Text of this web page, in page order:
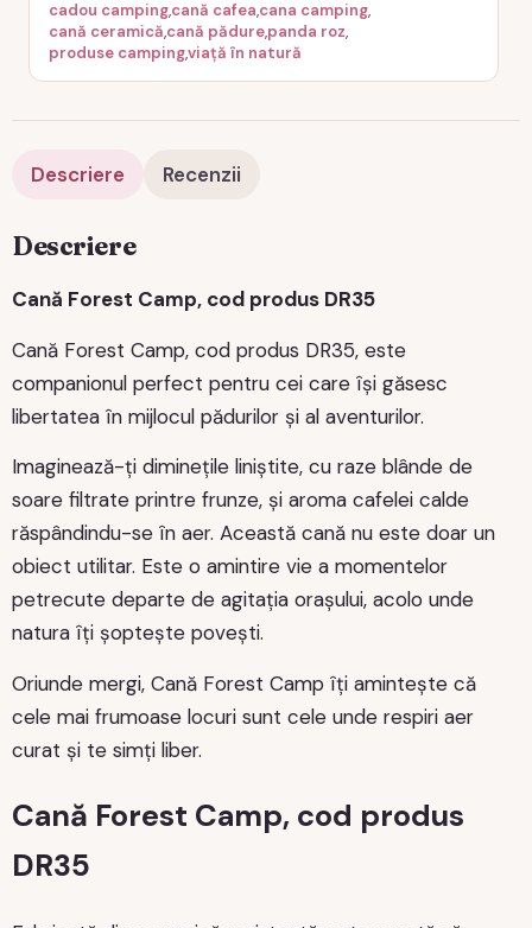
cadou camping,cană cafea,cana camping,
cană ceramică,cană pădure,panda roz,
produse camping,viață în natură
Descriere Recenzii
Descriere
Cană Forest Camp, cod produs DR35
Cană Forest Camp, cod produs DR35, este
companionul perfect pentru cei care își găsesc
libertatea în mijlocul pădurilor și al aventurilor.
Imaginează-ți diminețile liniștite, cu raze blânde de
soare filtrate printre frunze, și aroma cafelei calde
răspândindu-se în aer. Această cană nu este doar un
obiect utilitar. Este o amintire vie a momentelor
petrecute departe de agitația orașului, acolo unde
natura îți șoptește povești.
Oriunde mergi, Cană Forest Camp îți amintește că
cele mai frumoase locuri sunt cele unde respiri aer
curat și te simți liber.
Cană Forest Camp, cod produs
DR35